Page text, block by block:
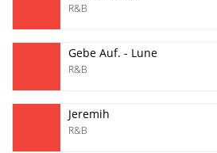
R&B
​Gebe Auf. - Lune
R&B
Jeremih
R&B